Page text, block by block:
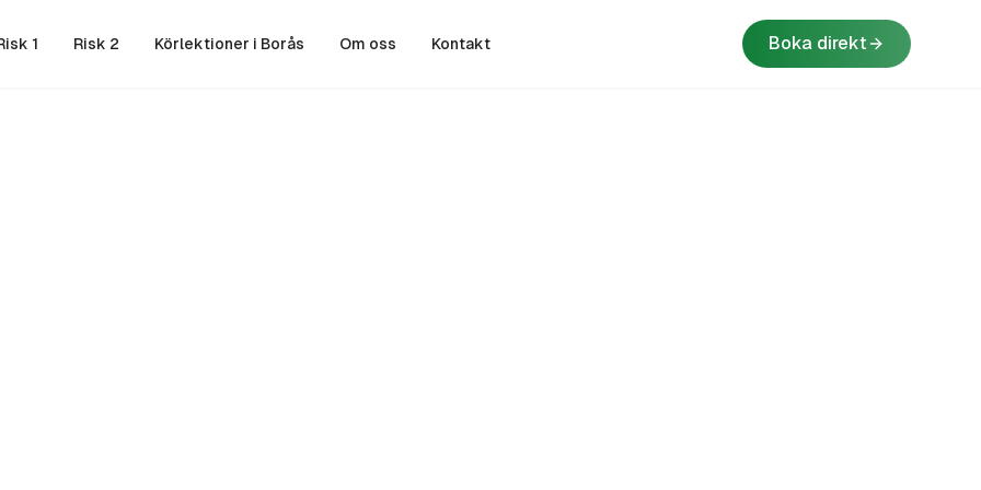
1 Risk 2 Körlektioner i Borås Om oss Kontakt Boka direkt